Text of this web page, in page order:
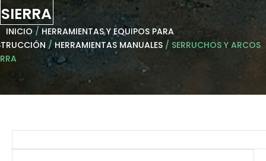
SIERRA
INICIO / HERRAMIENTAS Y EQUIPOS PARA
/ HERRAMIENTAS MANUALES / SERRUCHOS Y ARCOS